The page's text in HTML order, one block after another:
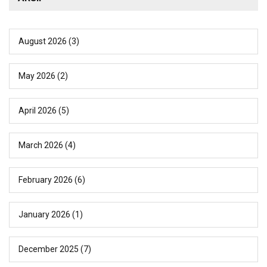
August 2026 (3)
May 2026 (2)
April 2026 (5)
March 2026 (4)
February 2026 (6)
January 2026 (1)
December 2025 (7)